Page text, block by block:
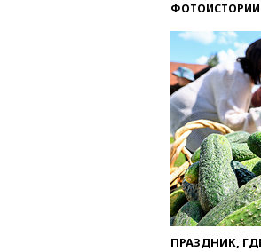
ФОТОИСТОРИИ
ПРАЗДНИК,